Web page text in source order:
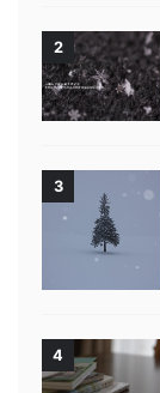
2
3
4